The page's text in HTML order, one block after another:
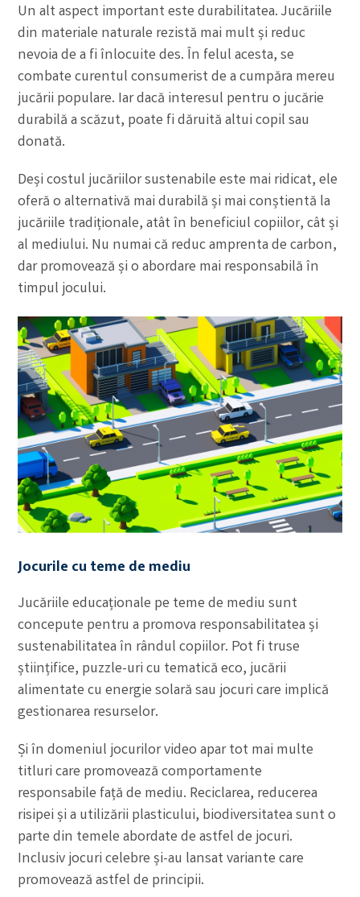
Un alt aspect important este durabilitatea. Jucăriile
din materiale naturale rezistă mai mult și reduc
nevoia de a fi înlocuite des. În felul acesta, se
combate curentul consumerist de a cumpăra mereu
jucării populare. Iar dacă interesul pentru o jucărie
durabilă a scăzut, poate fi dăruită altui copil sau
donată.
Deși costul jucăriilor sustenabile este mai ridicat, ele
oferă o alternativă mai durabilă și mai conștientă la
jucăriile tradiționale, atât în beneficiul copiilor, cât și
al mediului. Nu numai că reduc amprenta de carbon,
dar promovează și o abordare mai responsabilă în
timpul jocului.
Jocurile cu teme de mediu
Jucăriile educaționale pe teme de mediu sunt
concepute pentru a promova responsabilitatea și
sustenabilitatea în rândul copiilor. Pot fi truse
științifice, puzzle-uri cu tematică eco, jucării
alimentate cu energie solară sau jocuri care implică
gestionarea resurselor.
Și în domeniul jocurilor video apar tot mai multe
titluri care promovează comportamente
responsabile față de mediu. Reciclarea, reducerea
risipei și a utilizării plasticului, biodiversitatea sunt o
parte din temele abordate de astfel de jocuri.
Inclusiv jocuri celebre și-au lansat variante care
promovează astfel de principii.